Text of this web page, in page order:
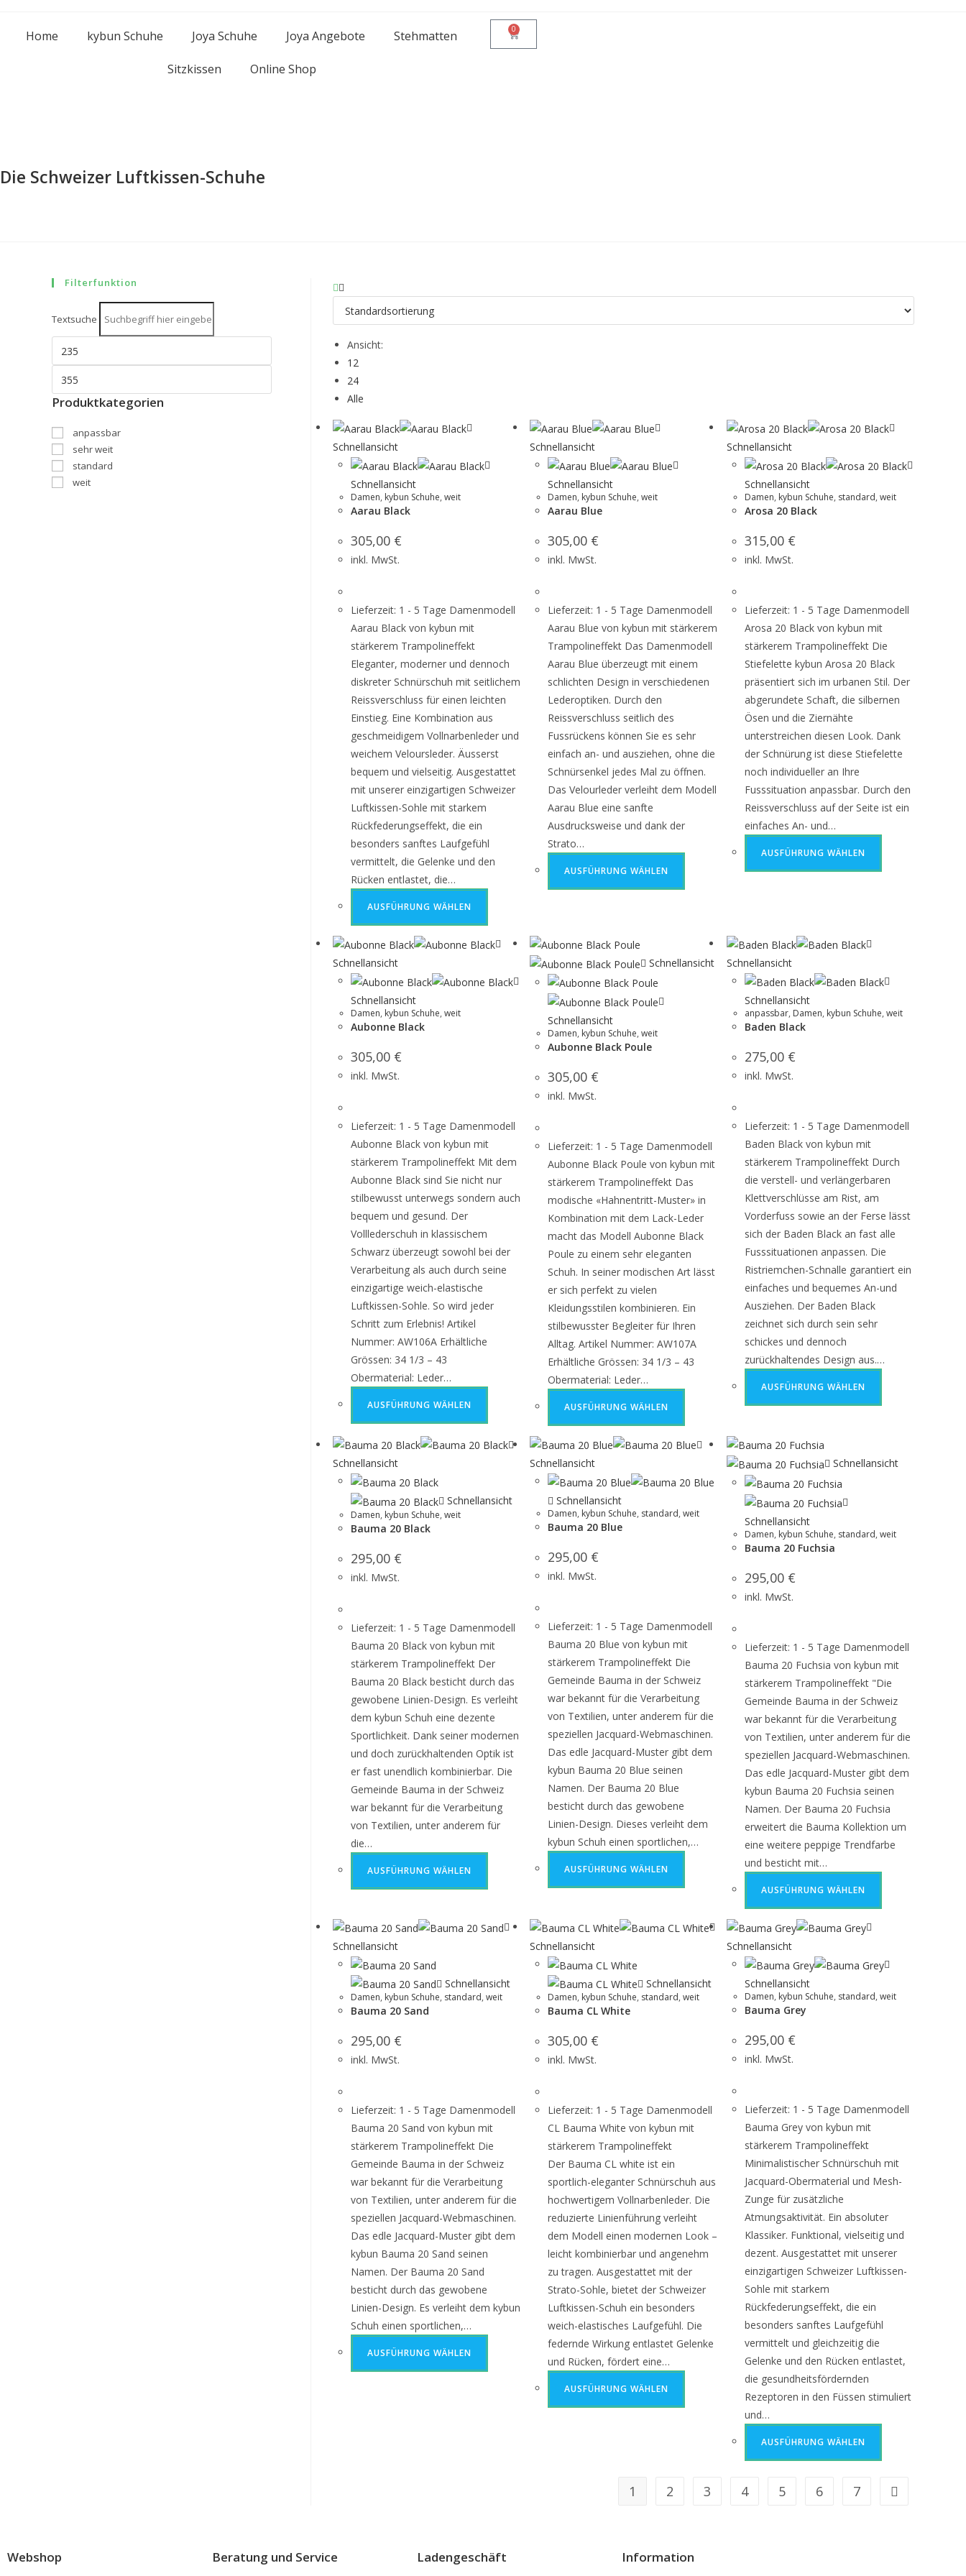
Home kybun Schuhe Joya Schuhe Joya Angebote Stehmatten
Sitzkissen Online Shop
0
Die Schweizer Luftkissen-Schuhe
Ansicht:
12
24
Alle
Schnellansicht
Schnellansicht
Damen, kybun Schuhe, weit
Aarau Black
305,00 €
inkl. MwSt.
Lieferzeit: 1 - 5 Tage Damenmodell
Aarau Black von kybun mit
stärkerem Trampolineffekt
Eleganter, moderner und dennoch
diskreter Schnürschuh mit seitlichem
Reissverschluss für einen leichten
Einstieg. Eine Kombination aus
geschmeidigem Vollnarbenleder und
weichem Veloursleder. Äusserst
bequem und vielseitig. Ausgestattet
mit unserer einzigartigen Schweizer
Luftkissen-Sohle mit starkem
Rückfederungseffekt, die ein
besonders sanftes Laufgefühl
vermittelt, die Gelenke und den
Rücken entlastet, die…
AUSFÜHRUNG WÄHLEN
Schnellansicht
Schnellansicht
Damen, kybun Schuhe, weit
Aarau Blue
305,00 €
inkl. MwSt.
Lieferzeit: 1 - 5 Tage Damenmodell
Aarau Blue von kybun mit stärkerem
Trampolineffekt Das Damenmodell
Aarau Blue überzeugt mit einem
schlichten Design in verschiedenen
Lederoptiken. Durch den
Reissverschluss seitlich des
Fussrückens können Sie es sehr
einfach an- und ausziehen, ohne die
Schnürsenkel jedes Mal zu öffnen.
Das Velourleder verleiht dem Modell
Aarau Blue eine sanfte
Ausdrucksweise und dank der
Strato…
AUSFÜHRUNG WÄHLEN
Schnellansicht
Schnellansicht
Damen, kybun Schuhe, standard, weit
Arosa 20 Black
315,00 €
inkl. MwSt.
Lieferzeit: 1 - 5 Tage Damenmodell
Arosa 20 Black von kybun mit
stärkerem Trampolineffekt Die
Stiefelette kybun Arosa 20 Black
präsentiert sich im urbanen Stil. Der
abgerundete Schaft, die silbernen
Ösen und die Ziernähte
unterstreichen diesen Look. Dank
der Schnürung ist diese Stiefelette
noch individueller an Ihre
Fusssituation anpassbar. Durch den
Reissverschluss auf der Seite ist ein
einfaches An- und…
AUSFÜHRUNG WÄHLEN
Schnellansicht
Schnellansicht
Damen, kybun Schuhe, weit
Aubonne Black
305,00 €
inkl. MwSt.
Lieferzeit: 1 - 5 Tage Damenmodell
Aubonne Black von kybun mit
stärkerem Trampolineffekt Mit dem
Aubonne Black sind Sie nicht nur
stilbewusst unterwegs sondern auch
bequem und gesund. Der
Volllederschuh in klassischem
Schwarz überzeugt sowohl bei der
Verarbeitung als auch durch seine
einzigartige weich-elastische
Luftkissen-Sohle. So wird jeder
Schritt zum Erlebnis! Artikel
Nummer: AW106A Erhältliche
Grössen: 34 1/3 – 43
Obermaterial: Leder…
AUSFÜHRUNG WÄHLEN
Schnellansicht
Schnellansicht
Damen, kybun Schuhe, weit
Aubonne Black Poule
305,00 €
inkl. MwSt.
Lieferzeit: 1 - 5 Tage Damenmodell
Aubonne Black Poule von kybun mit
stärkerem Trampolineffekt Das
modische «Hahnentritt-Muster» in
Kombination mit dem Lack-Leder
macht das Modell Aubonne Black
Poule zu einem sehr eleganten
Schuh. In seiner modischen Art lässt
er sich perfekt zu vielen
Kleidungsstilen kombinieren. Ein
stilbewusster Begleiter für Ihren
Alltag. Artikel Nummer: AW107A
Erhältliche Grössen: 34 1/3 – 43
Obermaterial: Leder…
AUSFÜHRUNG WÄHLEN
Schnellansicht
Schnellansicht
anpassbar, Damen, kybun Schuhe, weit
Baden Black
275,00 €
inkl. MwSt.
Lieferzeit: 1 - 5 Tage Damenmodell
Baden Black von kybun mit
stärkerem Trampolineffekt Durch
die verstell- und verlängerbaren
Klettverschlüsse am Rist, am
Vorderfuss sowie an der Ferse lässt
sich der Baden Black an fast alle
Fusssituationen anpassen. Die
Ristriemchen-Schnalle garantiert ein
einfaches und bequemes An-und
Ausziehen. Der Baden Black
zeichnet sich durch sein sehr
schickes und dennoch
zurückhaltendes Design aus.…
AUSFÜHRUNG WÄHLEN
Schnellansicht
Schnellansicht
Damen, kybun Schuhe, weit
Bauma 20 Black
295,00 €
inkl. MwSt.
Lieferzeit: 1 - 5 Tage Damenmodell
Bauma 20 Black von kybun mit
stärkerem Trampolineffekt Der
Bauma 20 Black besticht durch das
gewobene Linien-Design. Es verleiht
dem kybun Schuh eine dezente
Sportlichkeit. Dank seiner modernen
und doch zurückhaltenden Optik ist
er fast unendlich kombinierbar. Die
Gemeinde Bauma in der Schweiz
war bekannt für die Verarbeitung
von Textilien, unter anderem für
die…
AUSFÜHRUNG WÄHLEN
Schnellansicht
Schnellansicht
Damen, kybun Schuhe, standard, weit
Bauma 20 Blue
295,00 €
inkl. MwSt.
Lieferzeit: 1 - 5 Tage Damenmodell
Bauma 20 Blue von kybun mit
stärkerem Trampolineffekt Die
Gemeinde Bauma in der Schweiz
war bekannt für die Verarbeitung
von Textilien, unter anderem für die
speziellen Jacquard-Webmaschinen.
Das edle Jacquard-Muster gibt dem
kybun Bauma 20 Blue seinen
Namen. Der Bauma 20 Blue
besticht durch das gewobene
Linien-Design. Dieses verleiht dem
kybun Schuh einen sportlichen,…
AUSFÜHRUNG WÄHLEN
Schnellansicht
Schnellansicht
Damen, kybun Schuhe, standard, weit
Bauma 20 Fuchsia
295,00 €
inkl. MwSt.
Lieferzeit: 1 - 5 Tage Damenmodell
Bauma 20 Fuchsia von kybun mit
stärkerem Trampolineffekt "Die
Gemeinde Bauma in der Schweiz
war bekannt für die Verarbeitung
von Textilien, unter anderem für die
speziellen Jacquard-Webmaschinen.
Das edle Jacquard-Muster gibt dem
kybun Bauma 20 Fuchsia seinen
Namen. Der Bauma 20 Fuchsia
erweitert die Bauma Kollektion um
eine weitere peppige Trendfarbe
und besticht mit…
AUSFÜHRUNG WÄHLEN
Schnellansicht
Schnellansicht
Damen, kybun Schuhe, standard, weit
Bauma 20 Sand
295,00 €
inkl. MwSt.
Lieferzeit: 1 - 5 Tage Damenmodell
Bauma 20 Sand von kybun mit
stärkerem Trampolineffekt Die
Gemeinde Bauma in der Schweiz
war bekannt für die Verarbeitung
von Textilien, unter anderem für die
speziellen Jacquard-Webmaschinen.
Das edle Jacquard-Muster gibt dem
kybun Bauma 20 Sand seinen
Namen. Der Bauma 20 Sand
besticht durch das gewobene
Linien-Design. Es verleiht dem kybun
Schuh einen sportlichen,…
AUSFÜHRUNG WÄHLEN
Schnellansicht
Schnellansicht
Damen, kybun Schuhe, standard, weit
Bauma CL White
305,00 €
inkl. MwSt.
Lieferzeit: 1 - 5 Tage Damenmodell
CL Bauma White von kybun mit
stärkerem Trampolineffekt
Der Bauma CL white ist ein
sportlich-eleganter Schnürschuh aus
hochwertigem Vollnarbenleder. Die
reduzierte Linienführung verleiht
dem Modell einen modernen Look –
leicht kombinierbar und angenehm
zu tragen. Ausgestattet mit der
Strato-Sohle, bietet der Schweizer
Luftkissen-Schuh ein besonders
weich-elastisches Laufgefühl. Die
federnde Wirkung entlastet Gelenke
und Rücken, fördert eine…
AUSFÜHRUNG WÄHLEN
Schnellansicht
Schnellansicht
Damen, kybun Schuhe, standard, weit
Bauma Grey
295,00 €
inkl. MwSt.
Lieferzeit: 1 - 5 Tage Damenmodell
Bauma Grey von kybun mit
stärkerem Trampolineffekt
Minimalistischer Schnürschuh mit
Jacquard-Obermaterial und Mesh-
Zunge für zusätzliche
Atmungsaktivität. Ein absoluter
Klassiker. Funktional, vielseitig und
dezent. Ausgestattet mit unserer
einzigartigen Schweizer Luftkissen-
Sohle mit starkem
Rückfederungseffekt, die ein
besonders sanftes Laufgefühl
vermittelt und gleichzeitig die
Gelenke und den Rücken entlastet,
die gesundheitsfördernden
Rezeptoren in den Füssen stimuliert
und…
AUSFÜHRUNG WÄHLEN
1 2 3 4 5 6 7
Filterfunktion
Textsuche
Produktkategorien
anpassbar
sehr weit
standard
weit
Webshop Beratung und Service Ladengeschäft Information